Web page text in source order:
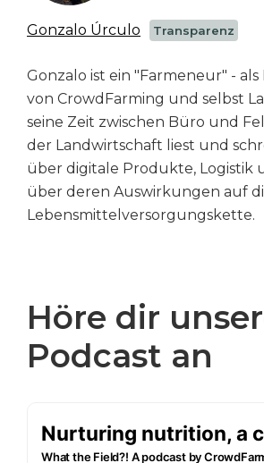
Gonzalo Úrculo Transparenz
Gonzalo ist ein "Farmeneur" -
von CrowdFarming und selbst
seine Zeit zwischen Büro und
der Landwirtschaft liest und
über digitale Produkte, Logistik
über deren Auswirkungen auf
Lebensmittelversorgungskette.
Höre dir
Podcast an